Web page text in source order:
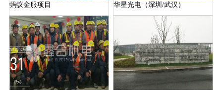
蚂蚁金服项目 华星光电（深圳/武汉）